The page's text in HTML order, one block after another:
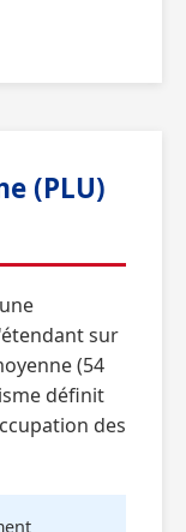
(PLU)
sur
(54
définit
des